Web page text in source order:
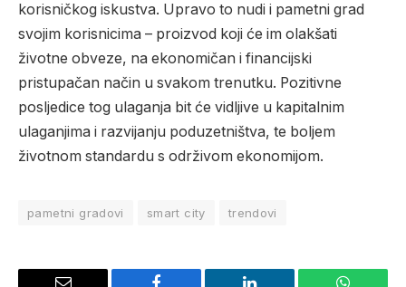
korisničkog iskustva. Upravo to nudi i pametni grad
svojim korisnicima – proizvod koji će im olakšati
životne obveze, na ekonomičan i financijski
pristupačan način u svakom trenutku. Pozitivne
posljedice tog ulaganja bit će vidljive u kapitalnim
ulaganjima i razvijanju poduzetništva, te boljem
životnom standardu s održivom ekonomijom.
pametni gradovi smart city trendovi